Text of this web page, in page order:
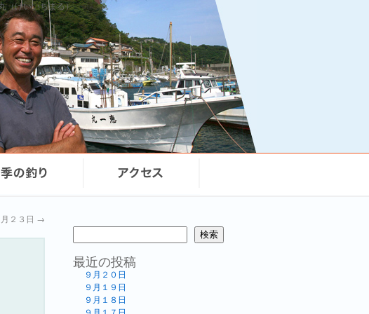
（けいいちまる）
２３日 →
検索
最近の投稿
９月２０日
９月１９日
９月１８日